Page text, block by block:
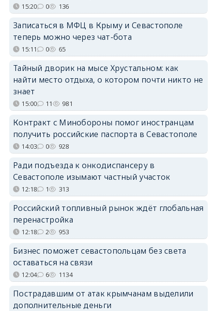
15:20 0 136
Записаться в МФЦ в Крыму и Севастополе
теперь можно через чат-бота
15:11 0 65
Тайный дворик на мысе Хрустальном: как
найти место отдыха, о котором почти никто не
знает
15:00 11 981
Контракт с Минобороны помог иностранцам
получить российские паспорта в Севастополе
14:03 0 928
Ради подъезда к онкодиспансеру в
Севастополе изымают частный участок
12:18 1 313
Российский топливный рынок ждёт глобальная
перенастройка
12:18 2 953
Бизнес поможет севастопольцам без света
оставаться на связи
12:04 6 1134
Пострадавшим от атак крымчанам выделили
дополнительные деньги